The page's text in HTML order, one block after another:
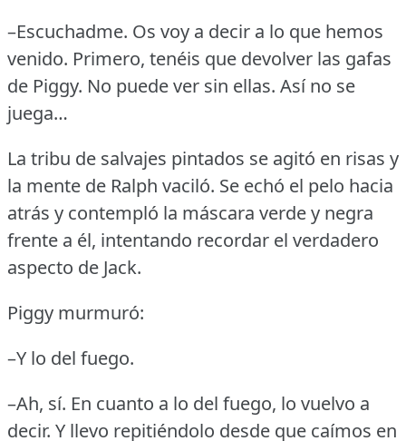
–Escuchadme. Os voy a decir a lo que hemos
venido. Primero, tenéis que devolver las gafas
de Piggy. No puede ver sin ellas. Así no se
juega…
La tribu de salvajes pintados se agitó en risas y
la mente de Ralph vaciló. Se echó el pelo hacia
atrás y contempló la máscara verde y negra
frente a él, intentando recordar el verdadero
aspecto de Jack.
Piggy murmuró:
–Y lo del fuego.
–Ah, sí. En cuanto a lo del fuego, lo vuelvo a
decir. Y llevo repitiéndolo desde que caímos en